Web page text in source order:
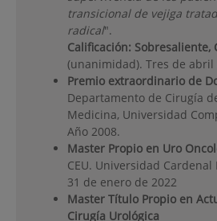
transicional de vejiga
radical".
Calificación: Sobresaliente,
(unanimidad). Tres de abril
Premio extraordinario de
Departamento de Cirugía
Medicina, Universidad
Año 2008.
Master Propio en Uro
CEU. Universidad
31 de enero de 2022
Master Título Propio en
Cirugía Urológica